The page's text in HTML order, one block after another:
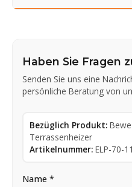
Haben Sie Fragen
Senden Sie uns eine
persönliche Beratung von
Bezüglich Produkt:
Terrassenheizer
Artikelnummer: ELP-70-
Name *